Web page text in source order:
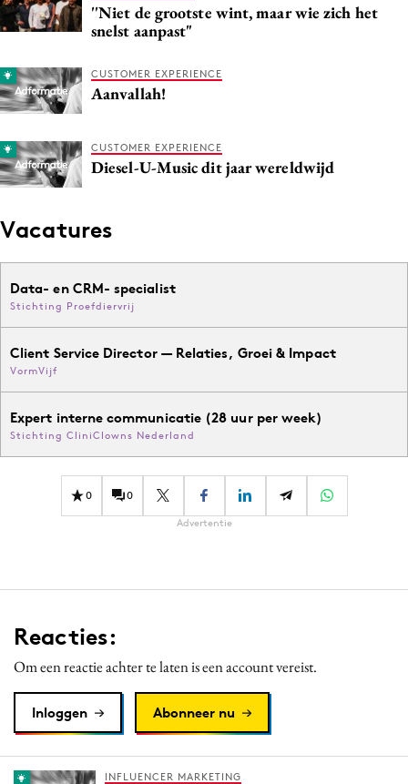
Reputatie & crisis''Niet de grootste wint, maar wie zich het
snelst aanpast"
CUSTOMER EXPERIENCE
Aanvallah!
CUSTOMER EXPERIENCE
Diesel-U-Music dit jaar wereldwijd
Vacatures
Data- en CRM- specialist
Stichting Proefdiervrij
Client Service Director — Relaties, Groei & Impact
VormVijf
Expert interne communicatie (28 uur per week)
Stichting CliniClowns Nederland
0 0
Advertentie
Reacties:
Om een reactie achter te laten is een account vereist.
Inloggen Abonneer nu
INFLUENCER MARKETING